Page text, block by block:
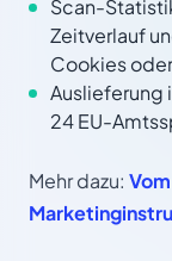
Scan-
Zeitverlauf
Cookies
Auslieferung
24 EU-
Mehr dazu: